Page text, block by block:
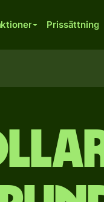
Prissättning